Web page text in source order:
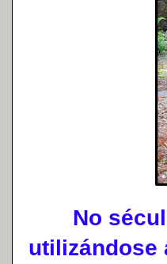
No século
utilizándose